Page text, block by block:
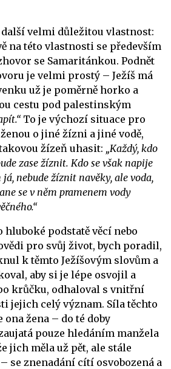
další velmi důležitou vlastnost:
na této vlastnosti se především
se Samaritánkou. Podnět
je velmi prostý – Ježíš má
už je poměrně horko a
cestu pod palestinským
To je výchozí situace pro
o jiné žízni a jiné vodě,
žízeň uhasit: „Každý, kdo
zase žíznit. Kdo se však napije
nebude žíznit navěky, ale voda,
se v něm pramenem vody
hluboké podstatě věcí nebo
pro svůj život, bych poradil,
k těmto Ježíšovým slovům a
aby si je lépe osvojil a
krůčku, odhaloval s vnitřní
jejich celý význam. Síla těchto
ona žena – do té doby
pouze hledáním manžela
jich měla už pět, ale stále
se znenadání cítí osvobozená a